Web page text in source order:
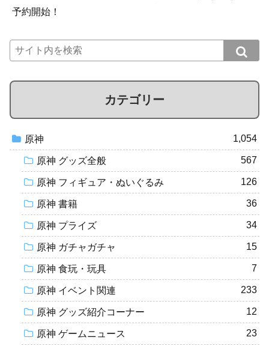
予約開始！
カテゴリー
原神 1,054
原神 グッズ全般 567
原神 フィギュア・ぬいぐるみ 126
原神 書籍 36
原神 プライズ 34
原神 ガチャガチャ 15
原神 食玩・玩具 7
原神 イベント関連 233
原神 グッズ紹介コーナー 12
原神 ゲームニュース 23